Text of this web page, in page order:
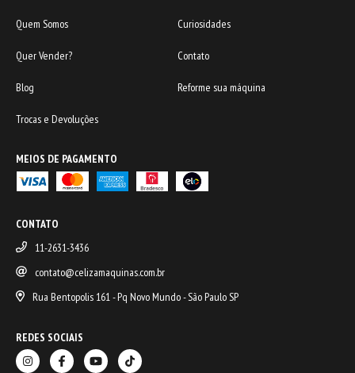
Quem Somos Curiosidades
Quer Vender? Contato
Blog Reforme sua máquina
Trocas e Devoluções
MEIOS DE PAGAMENTO
CONTATO
11-2631-3436
contato@celizamaquinas.com.br
Rua Bentopolis 161 - Pq Novo Mundo - São Paulo SP
REDES SOCIAIS